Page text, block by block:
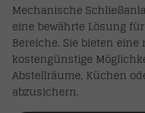
Mechanische
eine bewährte Lösung
Bereiche. Sie bieten
kostengünstige
Abstellräume, Küchen
abzusichern.